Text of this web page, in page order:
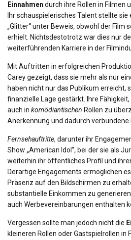
Einnahmen durch ihre Rollen in Filmen
Ihr schauspielerisches Talent stellte
„Glitter“ unter Beweis, obwohl der Film
erhielt. Nichtsdestotrotz war dies nur
weiterführenden Karriere in der
Mit Auftritten in erfolgreichen
Carey gezeigt, dass sie mehr als nur
haben nicht nur das Publikum erreicht,
finanzielle Lage gestärkt. Ihre Fähigkeit,
auch in komödiantischen Rollen zu
Anerkennung und dadurch
Fernsehauftritte, darunter ihr
Show „American Idol“, bei der sie als
weiterhin ihr öffentliches Profil und
Derartige Engagements ermöglichen
Präsenz auf den Bildschirmen zu
substantielle Einkommen zu
auch Werbevereinbarungen enthalten
Vergessen sollte man jedoch nicht die
kleineren Rollen oder Gastspielrollen in